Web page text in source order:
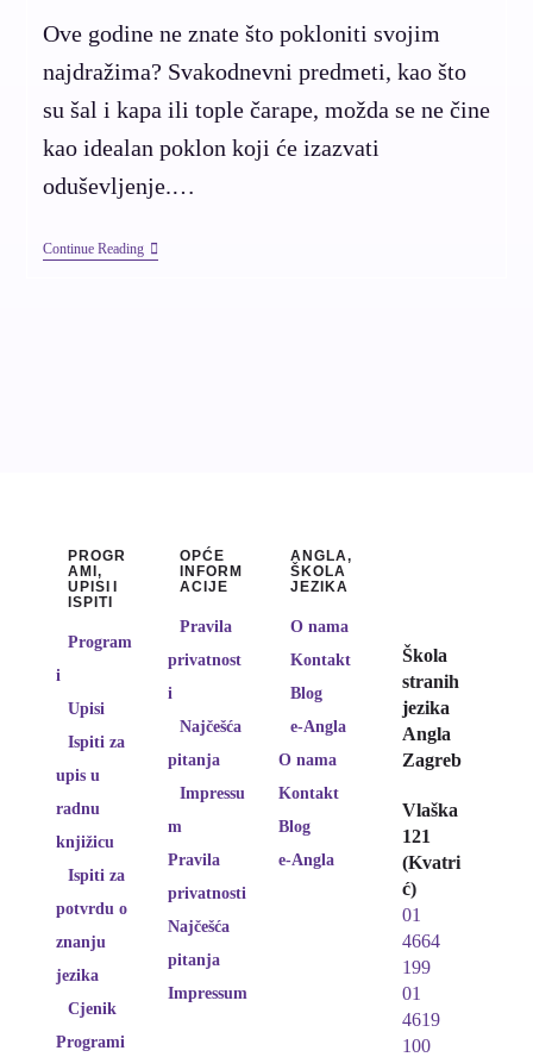
Ove godine ne znate što pokloniti svojim
najdražima? Svakodnevni predmeti, kao što
su šal i kapa ili tople čarape, možda se ne čine
kao idealan poklon koji će izazvati
oduševljenje.…
Continue Reading
PROGR
AMI,
UPISI I
ISPITI
Program
i
Upisi
Ispiti za
upis u
radnu
knjižicu
Ispiti za
potvrdu o
znanju
jezika
Cjenik
Programi
OPĆE
INFORM
ACIJE
Pravila
privatnost
i
Najčešća
pitanja
Impressu
m
Pravila
privatnosti
Najčešća
pitanja
Impressum
ANGLA,
ŠKOLA
JEZIKA
O nama
Kontakt
Blog
e-Angla
O nama
Kontakt
Blog
e-Angla
Škola
stranih
jezika
Angla
Zagreb
Vlaška
121
(Kvatri
ć)
01
4664
199
01
4619
100